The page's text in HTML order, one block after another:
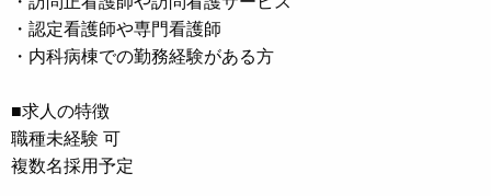
・認定看護師や専門看護師
・内科病棟での勤務経験がある方
■求人の特徴
職種未経験 可
複数名採用予定